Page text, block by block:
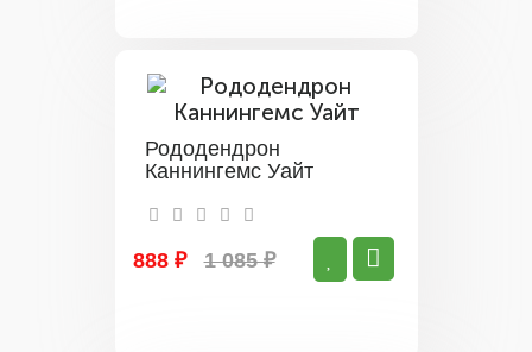
Рододендрон
Каннингемс Уайт
888 ₽ 1 085 ₽